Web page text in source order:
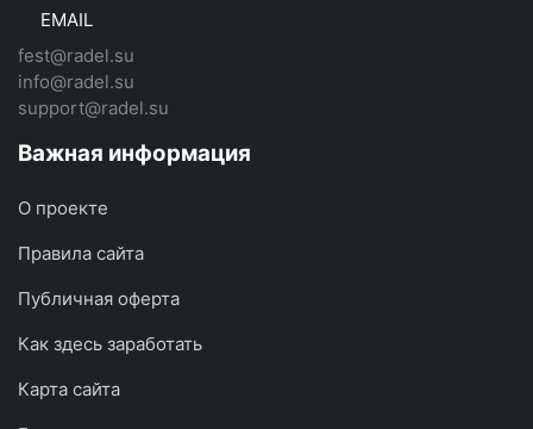
EMAIL
fest@radel.su
info@radel.su
support@radel.su
Важная информация
О проекте
Правила сайта
Публичная оферта
Как здесь заработать
Карта сайта